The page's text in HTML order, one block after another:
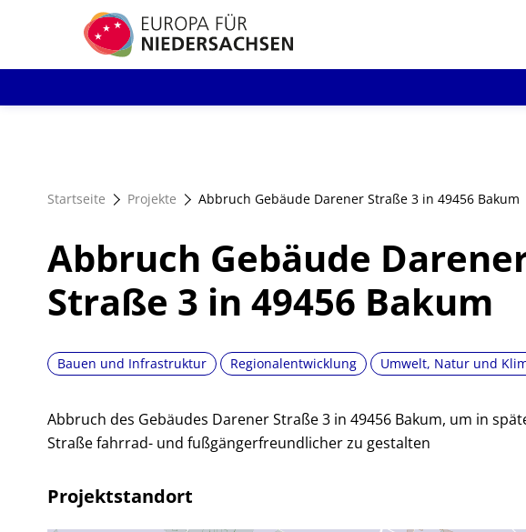
Startseite Projekte Abbruch Gebäude Darener Straße 3 in 49456 Bakum
Abbruch Gebäude
Straße 3 in 49456 Bakum
Bauen und Infrastruktur Regionalentwicklung Umwelt, Natur und
Abbruch des Gebäudes Darener Straße 3 in 49456 Bakum, um in
Straße fahrrad- und fußgängerfreundlicher zu gestalten
Projektstandort